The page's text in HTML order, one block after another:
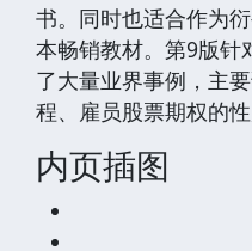
书。同时也适合作为
本畅销教材。第9版针
了大量业界事例，主
程、雇员股票期权的
内页插图